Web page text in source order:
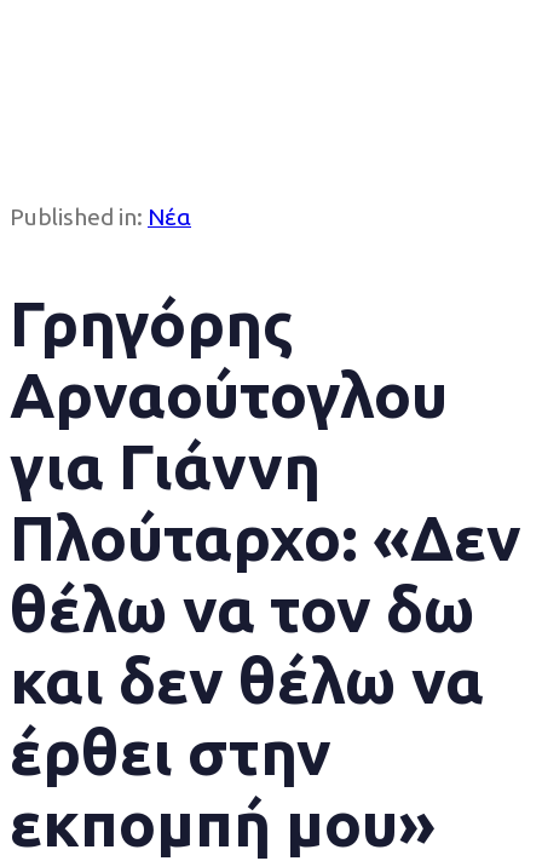
Published in: Νέα
Γρηγόρης
Αρναούτογλου
για Γιάννη
Πλούταρχο: «Δεν
θέλω να τον δω
και δεν θέλω να
έρθει στην
εκπομπή μου»